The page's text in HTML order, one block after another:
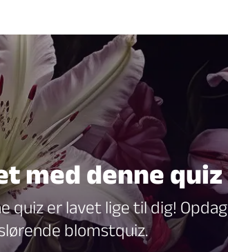
med denne quiz
quiz er lavet lige til dig! Opdag
blomstquiz.